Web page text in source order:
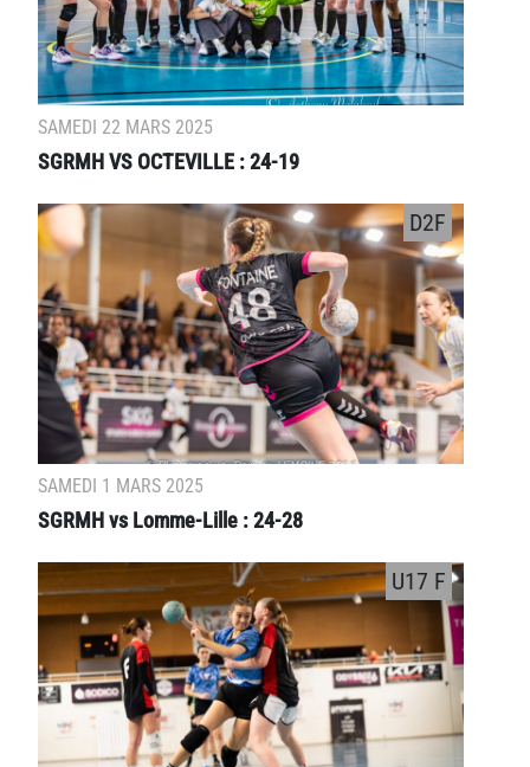
SAMEDI 22 MARS 2025
SGRMH VS OCTEVILLE : 24-19
SAMEDI 1 MARS 2025
SGRMH vs Lomme-Lille : 24-28
D2F
U17 F